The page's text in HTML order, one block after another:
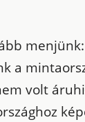
a
volt